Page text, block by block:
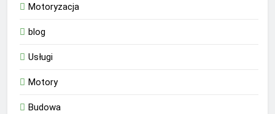
Motoryzacja
blog
Usługi
Motory
Budowa